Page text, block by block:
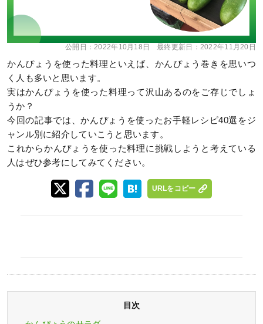
公開日：2022年10月18日 最終更新日： 2022年11月20日
かんぴょうを使った料理といえば、かんぴょう巻きを思いつ
く人も多いと思います。
実はかんぴょうを使った料理って沢山あるのをご存じでしょ
うか？
今回の記事では、かんぴょうを使ったお手軽レシピ40選をジ
ャンル別に紹介していこうと思います。
これからかんぴょうを使った料理に挑戦しようと考えている
人はぜひ参考にしてみてください。
URLをコピー
目次